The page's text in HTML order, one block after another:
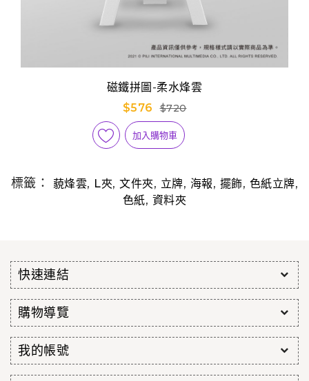
磁鐵拼圖-柔水烽雲
$576
$720
加入購物車
標籤： 藐烽雲, L夾,文件夾, 立牌, 海報, 擺飾, 色紙立牌,
色紙, 資料夾
快速連結
購物導覽
我的帳號